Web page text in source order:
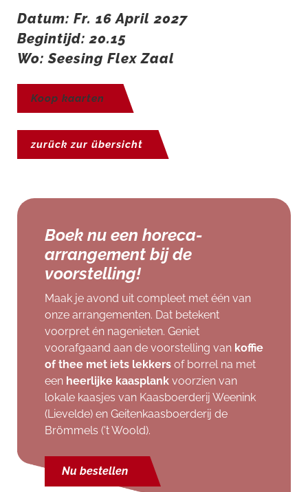
Datum: Fr. 16 April 2027
Begintijd: 20.15
Wo: Seesing Flex Zaal
Koop kaarten
zurück zur übersicht
Boek nu een horeca-
arrangement bij de
voorstelling!
Maak je avond uit compleet met één van
onze arrangementen. Dat betekent
voorpret én nagenieten. Geniet
voorafgaand aan de voorstelling van koffie
of thee met iets lekkers of borrel na met
een heerlijke kaasplank voorzien van
lokale kaasjes van Kaasboerderij Weenink
(Lievelde) en Geitenkaasboerderij de
Brömmels ('t Woold).
Nu bestellen